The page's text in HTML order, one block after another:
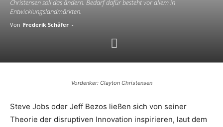
Christensen soll das ändern. Bedarf dafür besteht vor allem in
Entwicklungslandmärkten.
Von Frederik Schäfer -
Vordenker: Clayton Christensen
Steve Jobs oder Jeff Bezos ließen sich von seiner
Theorie der disruptiven Innovation inspirieren, laut dem